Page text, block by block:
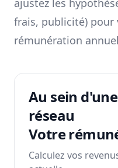
ajustez les
frais, publicité) pour
rémunération
Au sein
réseau
Votre
Calculez vos